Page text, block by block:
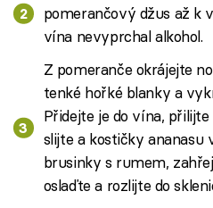
pomerančový džus až k
vína nevyprchal alkohol.
Z pomeranče okrájejte
tenké hořké blanky a
Přidejte je do vína,
slijte a kostičky ananasu
brusinky s rumem,
oslaďte a rozlijte do